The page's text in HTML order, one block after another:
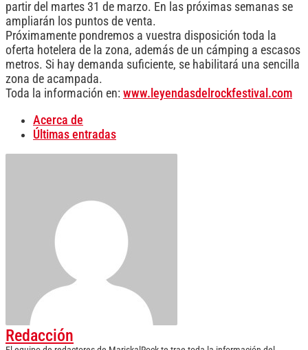
partir del martes 31 de marzo. En las próximas semanas se
ampliarán los puntos de venta.
Próximamente pondremos a vuestra disposición toda la
oferta hotelera de la zona, además de un cámping a escasos
metros. Si hay demanda suficiente, se habilitará una sencilla
zona de acampada.
Toda la información en: www.leyendasdelrockfestival.com
Acerca de
Últimas entradas
Redacción